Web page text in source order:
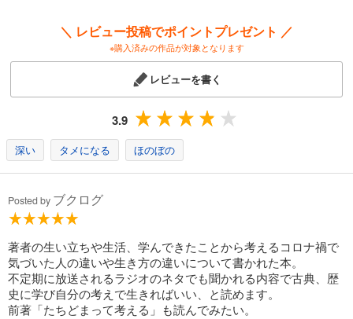
＼ レビュー投稿でポイントプレゼント ／
※購入済みの作品が対象となります
レビューを書く
3.9
深い タメになる ほのぼの
Posted by ブクログ
著者の生い立ちや生活、学んできたことから考えるコロナ禍で
気づいた人の違いや生き方の違いについて書かれた本。
不定期に放送されるラジオのネタでも聞かれる内容で古典、歴
史に学び自分の考えで生きればいい、と読めます。
前著「たちどまって考える」も読んでみたい。